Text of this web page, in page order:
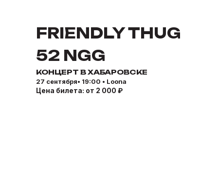
FRIENDLY THUG
52 NGG
КОНЦЕРТ В ХАБАРОВСКЕ
27 сентября• 19:00 • Loona
Цена билета: от 2 000 ₽